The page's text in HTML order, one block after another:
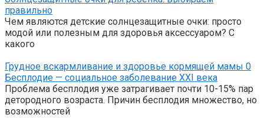
правильно
Чем являются детские солнцезащитные очки: просто
модой или полезным для здоровья аксессуаром? С
какого
Грудное вскармливание и здоровье кормящей мамы 0
Бесплодие — социальное заболевание XXI века
Проблема бесплодия уже затрагивает почти 10-15% пар
детородного возраста. Причин бесплодия множество, но
возможностей